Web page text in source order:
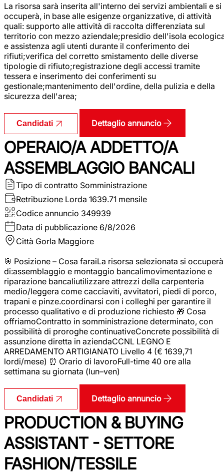
La risorsa sarà inserita all'interno dei servizi ambientali e si
occuperà, in base alle esigenze organizzative, di attività
quali: supporto alle attività di raccolta differenziata sul
territorio con mezzo aziendale;presidio dell'isola
e assistenza agli utenti durante il conferimento dei
rifiuti;verifica del corretto smistamento delle diverse
tipologie di rifiuto;registrazione degli accessi tramite
tessera e inserimento dei conferimenti su
gestionale;mantenimento dell'ordine, della pulizia e della
sicurezza dell'area;
Candidati Dettaglio annuncio
OPERAIO/A ADDETTO/A
ASSEMBLAGGIO BANCALI
Tipo di contratto Somministrazione
Retribuzione Lorda 1639.71 mensile
Codice annuncio 349939
Data di pubblicazione 6/8/2026
Città Gorla Maggiore
🎯 Posizione – Cosa faraiLa risorsa selezionata si occuperà
di:assemblaggio e montaggio bancalimovimentazione e
riparazione bancaliutilizzare attrezzi della carpenteria
medio/leggera come cacciaviti, avvitatori, piedi di porco,
trapani e pinze.coordinarsi con i colleghi per garantire il
processo qualitativo e di produzione richiesto 🎁 Cosa
offriamoContratto in somministrazione determinato, con
possibilità di proroghe continuativeConcrete possibilità di
assunzione diretta in aziendaCCNL LEGNO E
ARREDAMENTO ARTIGIANATO Livello 4 (€ 1639,71
lordi/mese) ⏰ Orario di lavoroFull-time 40 ore alla
settimana su giornata (lun–ven)
Candidati Dettaglio annuncio
PRODUCTION & BUYING
ASSISTANT - SETTORE
FASHION/TESSILE